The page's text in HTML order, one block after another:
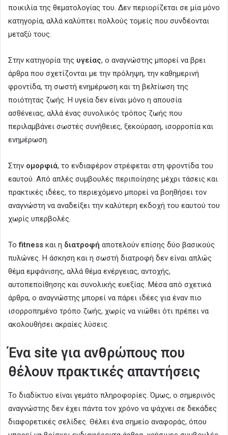
ποικιλία της θεματολογίας του. Δεν περιορίζεται σε μία μόνο
κατηγορία, αλλά καλύπτει πολλούς τομείς που συνδέονται
μεταξύ τους.
Στην κατηγορία της υγείας, ο αναγνώστης μπορεί να βρει
άρθρα που σχετίζονται με την πρόληψη, την καθημερινή
φροντίδα, τη σωστή ενημέρωση και τη βελτίωση της
ποιότητας ζωής. Η υγεία δεν είναι μόνο η απουσία
ασθένειας, αλλά ένας συνολικός τρόπος ζωής που
περιλαμβάνει σωστές συνήθειες, ξεκούραση, ισορροπία και
ενημέρωση.
Στην ομορφιά, το ενδιαφέρον στρέφεται στη φροντίδα του
εαυτού. Από απλές συμβουλές περιποίησης μέχρι τάσεις και
πρακτικές ιδέες, το περιεχόμενο μπορεί να βοηθήσει τον
αναγνώστη να αναδείξει την καλύτερη εκδοχή του εαυτού του
χωρίς υπερβολές.
Τοfitness και η διατροφή αποτελούν επίσης δύο βασικούς
πυλώνες. Η άσκηση και η σωστή διατροφή δεν είναι απλώς
θέμα εμφάνισης, αλλά θέμα ενέργειας, αντοχής,
αυτοπεποίθησης και συνολικής ευεξίας. Μέσα από σχετικά
άρθρα, ο αναγνώστης μπορεί να πάρει ιδέες για έναν πιο
ισορροπημένο τρόπο ζωής, χωρίς να νιώθει ότι πρέπει να
ακολουθήσει ακραίες λύσεις.
Ένα site για ανθρώπους που
θέλουν πρακτικές απαντήσεις
Το διαδίκτυο είναι γεμάτο πληροφορίες. Όμως, ο σημερινός
αναγνώστης δεν έχει πάντα τον χρόνο να ψάχνει σε δεκάδες
διαφορετικές σελίδες. Θέλει ένα σημείο αναφοράς, όπου